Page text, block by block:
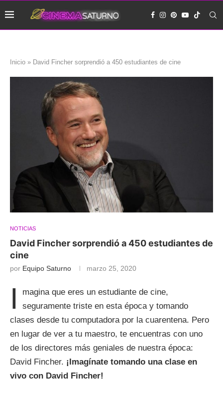
Inicio » David Fincher sorprendió a 450 estudiantes de cine
NOTICIAS
David Fincher sorprendió a 450 estudiantes de
cine
por Equipo Saturno marzo 25, 2020
I
magina que eres un estudiante de cine,
seguramente triste en esta época y tomando
clases desde tu computadora por la cuarentena. Pero
en lugar de ver a tu maestro, te encuentras con uno
de los directores más geniales de nuestra época:
David Fincher. ¡Imagínate tomando una clase en
vivo con David Fincher!